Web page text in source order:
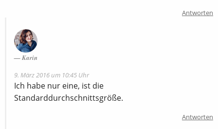
Antworten
Karin
9. März 2016 um 10:45 Uhr
Ich habe nur eine, ist die
Standarddurchschnittsgröße.
Antworten